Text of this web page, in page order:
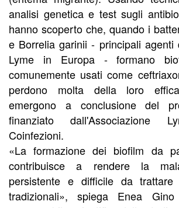
analisi genetica e test sugli
hanno scoperto che, quando i
e Borrelia garinii - principali agenti
Lyme in Europa - formano
comunemente usati come
perdono molta della loro
emergono a conclusione del
finanziato dall'Associazione
Coinfezioni.
«La formazione dei biofilm da
contribuisce a rendere la
persistente e difficile da
tradizionali», spiega Enea